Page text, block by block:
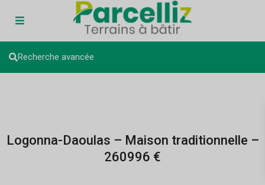
Recherche avancée
Logonna-Daoulas – Maison traditionnelle –
260996 €